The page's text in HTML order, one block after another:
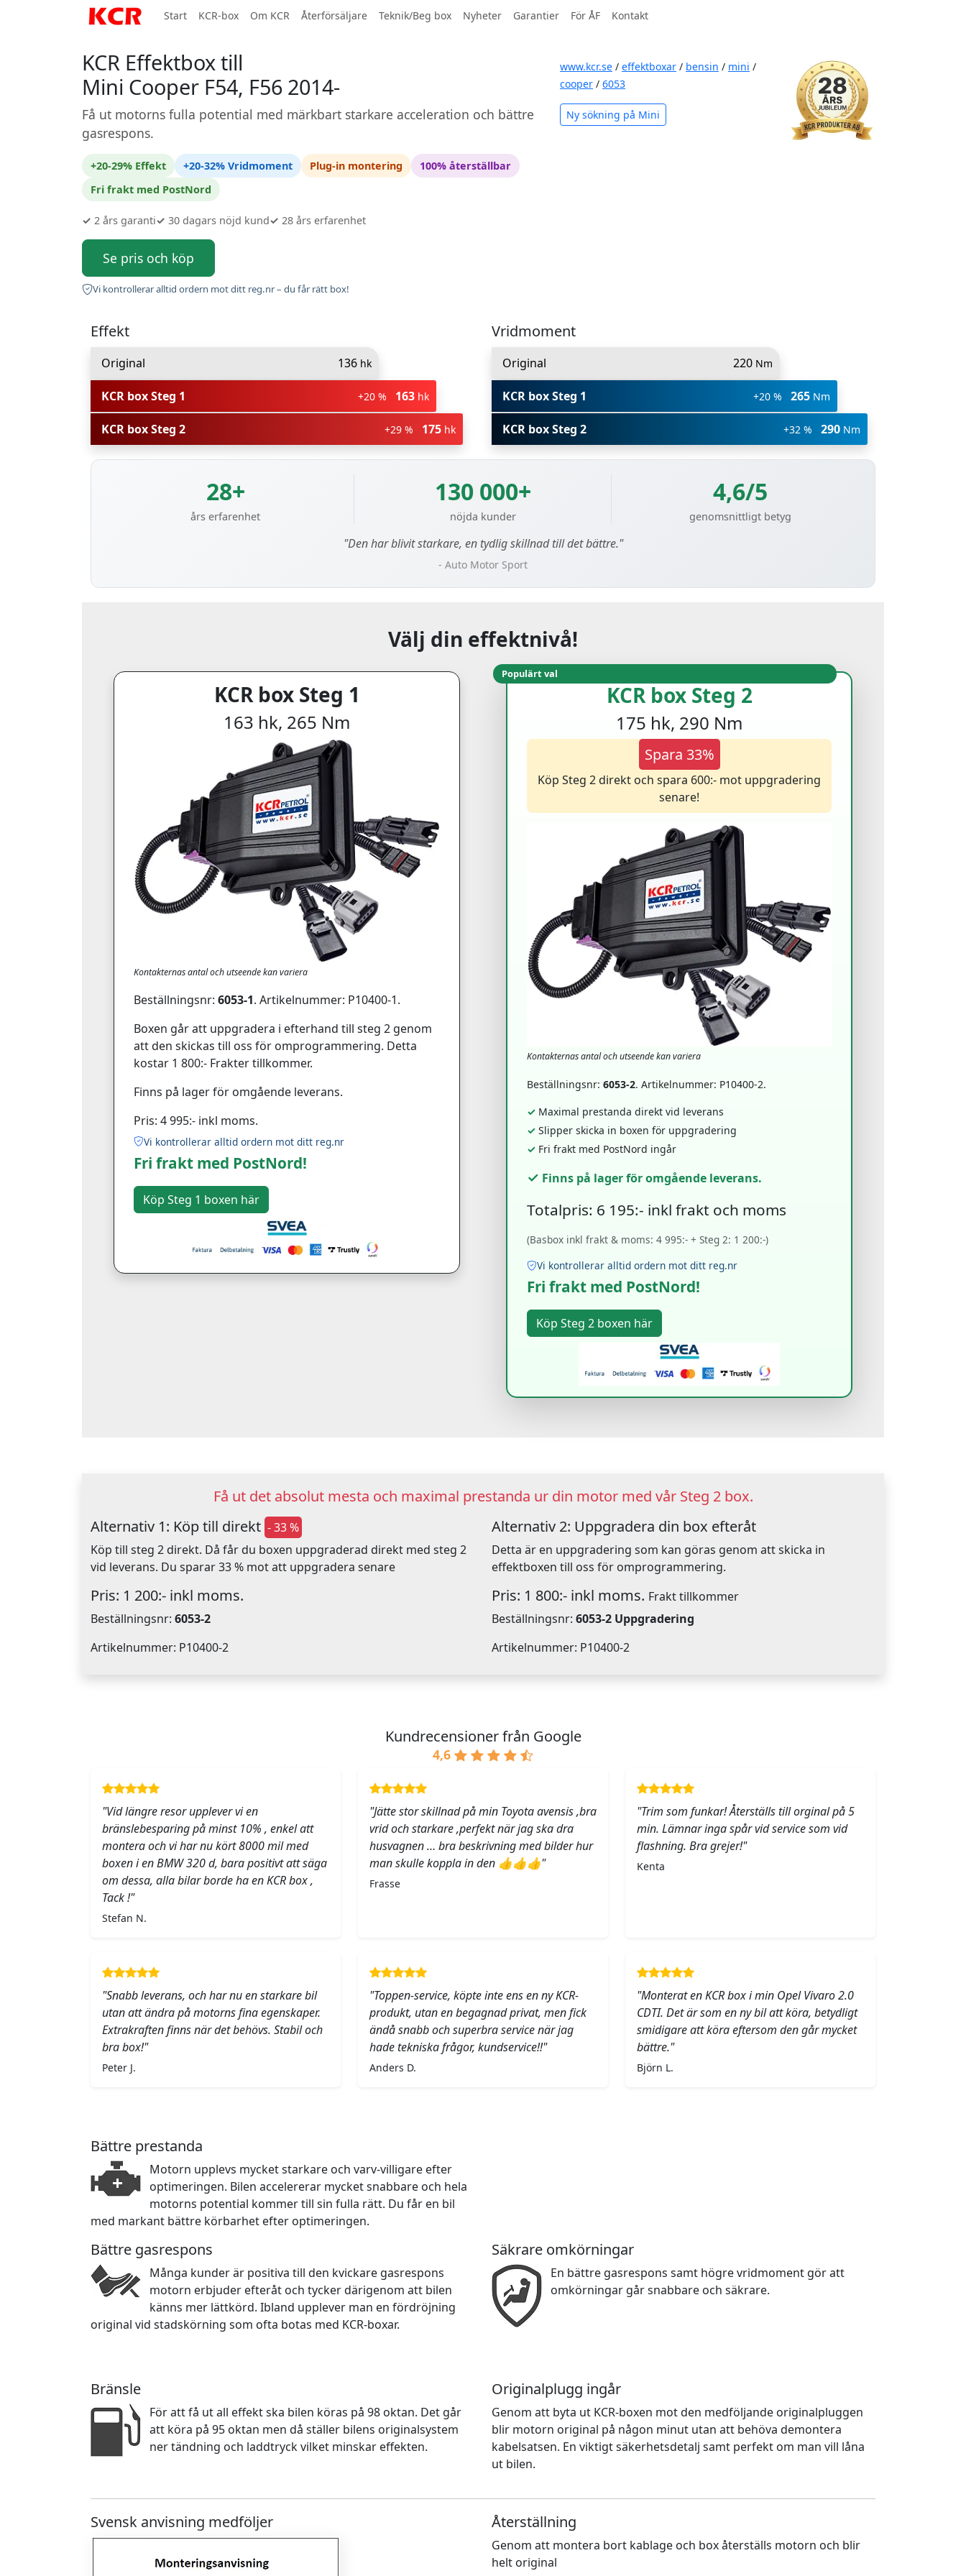
Start KCR-box Om KCR Återförsäljare Teknik/Beg box Nyheter Garantier För ÅF Kontakt
KCR Effektbox till
Mini Cooper F54, F56 2014-
Få ut motorns fulla potential med märkbart starkare acceleration och bättre
gasrespons.
+20-29% Effekt +20-32% Vridmoment Plug-in montering
100% återställbar
Fri frakt med PostNord
✓ 2 års garanti✓ 30 dagars nöjd kund✓ 28 års erfarenhet
Se pris och köp
Vi kontrollerar alltid ordern mot ditt reg.nr – du får rätt box!
www.kcr.se / effektboxar / bensin / mini /
cooper / 6053
Ny sökning på Mini
Effekt
Original 136 hk
KCR box Steg 1 +20 % 163hk
KCR box Steg 2 +29 % 175 hk
Vridmoment
Original 220 Nm
KCR box Steg 1 +20 % 265 Nm
KCR box Steg 2 +32 % 290 Nm
28+
års erfarenhet
130 000+
nöjda kunder
4,6/5
genomsnittligt betyg
"Den har blivit starkare, en tydlig skillnad till det bättre."
- Auto Motor Sport
Välj din effektnivå!
KCR box Steg 1
163 hk, 265 Nm
Kontakternas antal och utseende kan variera
Beställningsnr: 6053-1. Artikelnummer: P10400-1.
Boxen går att uppgradera i efterhand till steg 2 genom
att den skickas till oss för omprogrammering. Detta
kostar 1 800:- Frakter tillkommer.
Finns på lager för omgående leverans.
Pris: 4 995:- inkl moms.
Vi kontrollerar alltid ordern mot ditt reg.nr
Fri frakt med PostNord!
Populärt val
KCR box Steg 2
175 hk, 290 Nm
Spara 33%
Köp Steg 2 direkt och spara 600:- mot uppgradering
senare!
Kontakternas antal och utseende kan variera
Beställningsnr: 6053-2. Artikelnummer: P10400-2.
✓ Maximal prestanda direkt vid leverans
✓ Slipper skicka in boxen för uppgradering
✓ Fri frakt med PostNord ingår
✓ Finns på lager för omgående leverans.
Totalpris: 6 195:- inkl frakt och moms
(Basbox inkl frakt & moms: 4 995:- + Steg 2: 1 200:-)
Vi kontrollerar alltid ordern mot ditt reg.nr
Fri frakt med PostNord!
Få ut det absolut mesta och maximal prestanda ur din motor med vår Steg 2 box.
Alternativ 1: Köp till direkt - 33 %
Köp till steg 2 direkt. Då får du boxen uppgraderad direkt med steg 2
vid leverans. Du sparar 33 % mot att uppgradera senare
Pris: 1 200:- inkl moms.
Beställningsnr: 6053-2
Artikelnummer: P10400-2
Alternativ 2: Uppgradera din box efteråt
Detta är en uppgradering som kan göras genom att skicka in
effektboxen till oss för omprogrammering.
Pris: 1 800:- inkl moms. Frakt tillkommer
Beställningsnr: 6053-2 Uppgradering
Artikelnummer: P10400-2
Kundrecensioner från Google
4,6
"Vid längre resor upplever vi en
bränslebesparing på minst 10% , enkel att
montera och vi har nu kört 8000 mil med
boxen i en BMW 320 d, bara positivt att säga
om dessa, alla bilar borde ha en KCR box ,
Tack !"
Stefan N.
"Jätte stor skillnad på min Toyota avensis ,bra
vrid och starkare ,perfekt när jag ska dra
husvagnen … bra beskrivning med bilder hur
man skulle koppla in den 👍👍👍"
Frasse
"Trim som funkar! Återställs till orginal på 5
min. Lämnar inga spår vid service som vid
flashning. Bra grejer!"
Kenta
"Snabb leverans, och har nu en starkare bil
utan att ändra på motorns fina egenskaper.
Extrakraften finns när det behövs. Stabil och
bra box!"
Peter J.
"Toppen-service, köpte inte ens en ny KCR-
produkt, utan en begagnad privat, men fick
ändå snabb och superbra service när jag
hade tekniska frågor, kundservice!!"
Anders D.
"Monterat en KCR box i min Opel Vivaro 2.0
CDTI. Det är som en ny bil att köra, betydligt
smidigare att köra eftersom den går mycket
bättre."
Björn L.
Bättre prestanda
Motorn upplevs mycket starkare och varv-villigare efter
optimeringen. Bilen accelererar mycket snabbare och hela
motorns potential kommer till sin fulla rätt. Du får en bil
med markant bättre körbarhet efter optimeringen.
Bättre gasrespons
Många kunder är positiva till den kvickare gasrespons
motorn erbjuder efteråt och tycker därigenom att bilen
känns mer lättkörd. Ibland upplever man en fördröjning
original vid stadskörning som ofta botas med KCR-boxar.
Säkrare omkörningar
En bättre gasrespons samt högre vridmoment gör att
omkörningar går snabbare och säkrare.
Bränsle
För att få ut all effekt ska bilen köras på 98 oktan. Det går
att köra på 95 oktan men då ställer bilens originalsystem
ner tändning och laddtryck vilket minskar effekten.
Originalplugg ingår
Genom att byta ut KCR-boxen mot den medföljande originalpluggen
blir motorn original på någon minut utan att behöva demontera
kabelsatsen. En viktigt säkerhetsdetalj samt perfekt om man vill låna
ut bilen.
Svensk anvisning medföljer Återställning
Genom att montera bort kablage och box återställs motorn och blir
helt original